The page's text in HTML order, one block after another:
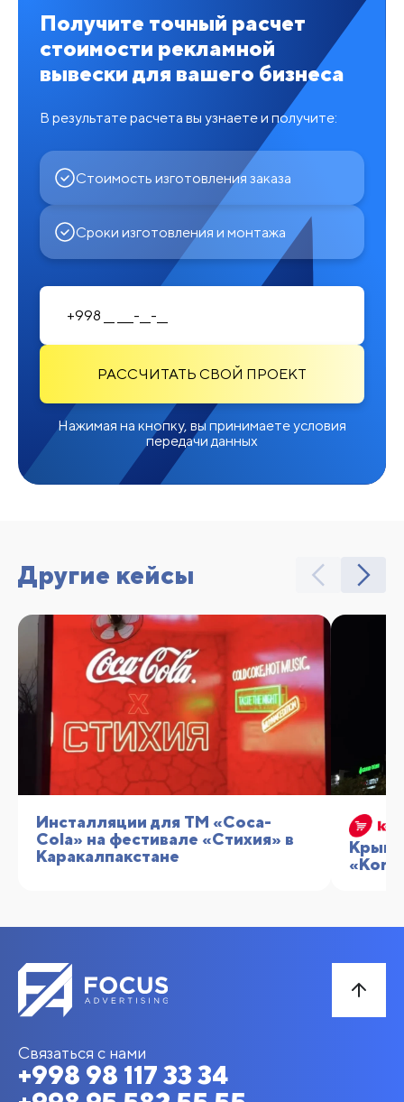
Получите точный расчет
стоимости рекламной
вывески для вашего бизнеса
В результате расчета вы узнаете и получите:
Стоимость изготовления заказа
Сроки изготовления и монтажа
РАССЧИТАТЬ СВОЙ ПРОЕКТ
Нажимая на кнопку, вы принимаете условия
передачи данных
Другие кейсы
Инсталляции для TM «Coca-
Cola» на фестивале «Стихия» в
Каракалпакстане
Связаться с нами
+998 98 117 33 34